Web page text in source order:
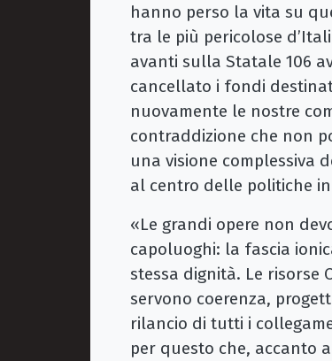
hanno perso la vita su
tra le più pericolose
avanti sulla Statale 106
cancellato i fondi
nuovamente le nostre
contraddizione che non
una visione complessiva
al centro delle politiche
«Le grandi opere non
capoluoghi: la fascia
stessa dignità. Le risorse
servono coerenza,
rilancio di tutti i
per questo che, accanto